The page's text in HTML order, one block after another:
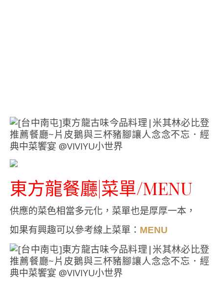
東方龍餐廳|菜單/MENU
供應的菜色相當多元化，菜單也是厚厚一本，
如果有興趣可以參考線上菜單： MENU